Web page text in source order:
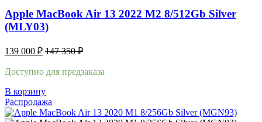
Apple MacBook Air 13 2022 M2 8/512Gb Silver
(MLY03)
139 000 ₽ 147 350₽
Доступно для предзаказа
В корзину
Распродажа